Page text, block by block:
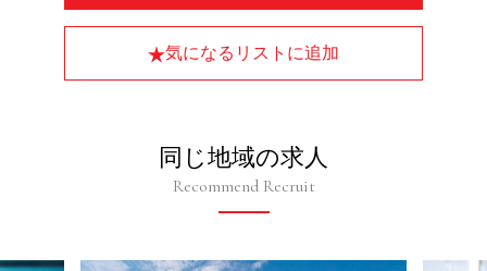
気になるリストに追加
同じ地域の求人
Recommend Recruit